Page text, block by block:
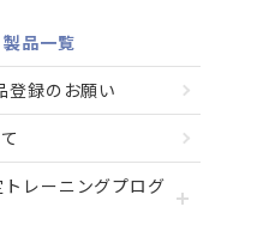
品一覧
録のお願い
レーニングプログ